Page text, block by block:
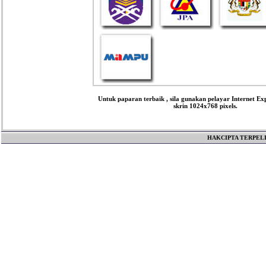
Untuk paparan terbaik , sila gunakan pelayar Internet
skrin 1024x768 pixels.
HAKCIPTA